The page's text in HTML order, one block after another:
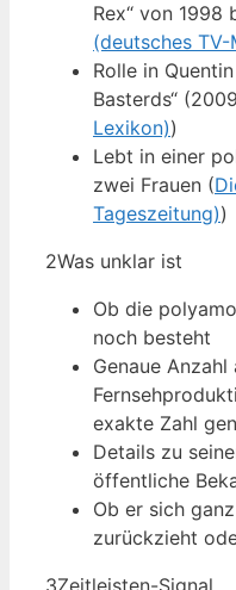
Rex“ von 1998
(deutsches TV-
Rolle in
Basterds“
Lexikon))
Lebt in einer
zwei Frauen (
Tageszeitung))
2Was unklar ist
Ob die
noch besteht
Genaue
exakte Zahl
Details zu
öffentliche
Ob er sich
zurückzieht